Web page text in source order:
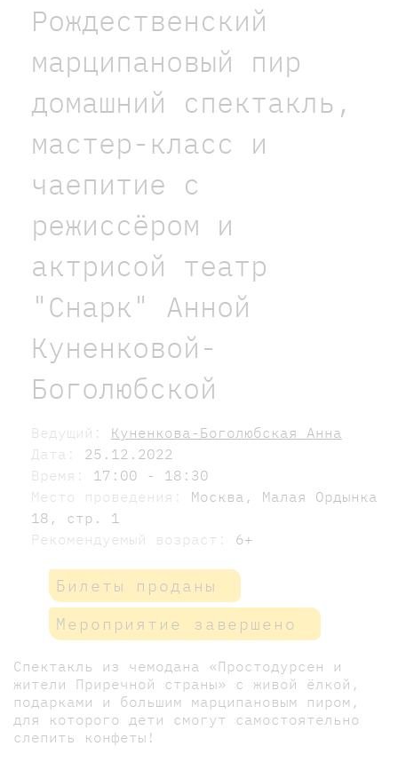
Рождественский
марципановый пир
домашний спектакль,
мастер-класс и
чаепитие с
режиссёром и
актрисой театр
"Снарк" Анной
Куненковой-
Боголюбской
Ведущий: Куненкова-Боголюбская Анна
Дата: 25.12.2022
Время: 17:00 - 18:30
Место проведения: Москва, Малая Ордынка
18, стр. 1
Рекомендуемый возраст: 6+
Билеты проданы
Мероприятие завершено
Спектакль из чемодана «Простодурсен и
жители Приречной страны» с живой ёлкой,
подарками и большим марципановым пиром,
для которого дети смогут самостоятельно
слепить конфеты!